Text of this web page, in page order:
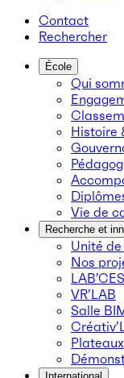
Contact
Rechercher
École
Qui
Histoire
Vie de
Recherche et
Unité
Nos
VR’LAB
Salle